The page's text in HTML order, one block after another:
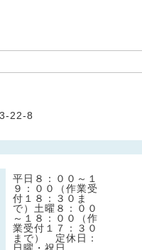
22-8
平日８：００～１
９：００（作業受
付１８：３０ま
で）土曜８：００
～１８：００（作
業受付１７：３０
まで） 定休日：